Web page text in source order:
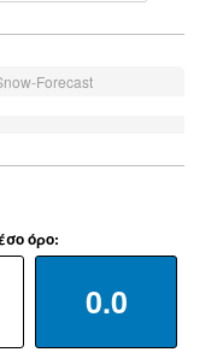
Forecast
όρο:
0.0